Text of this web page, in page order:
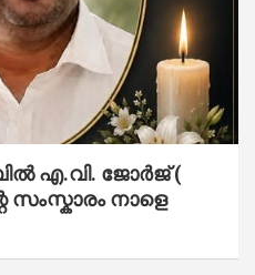
എ.​വി. ജോ​ർ​ജ് (
സംസ്കാരം നാളെ